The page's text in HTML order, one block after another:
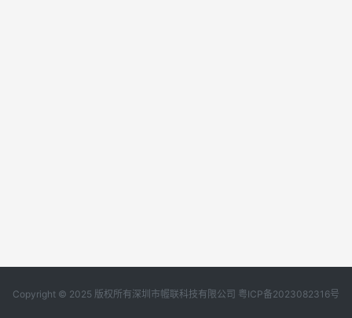
Copyright © 2025 版权所有深圳市幄联科技有限公司 粤ICP备2023082316号